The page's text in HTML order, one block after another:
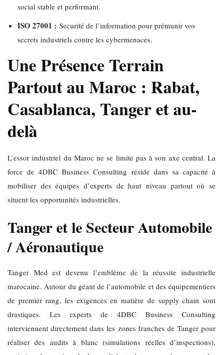
social stable et performant.
ISO 27001 : Securité de l’information pour prémunir vos
secrets industriels contre les cybermenaces.
Une Présence Terrain
Partout au Maroc : Rabat,
Casablanca, Tanger et au-
delà
L’essor industriel du Maroc ne se limite pas à son axe central. La
force de 4DBC Business Consulting réside dans sa capacité à
mobiliser des équipes d’experts de haut niveau partout où se
situent les opportunités industrielles.
Tanger et le Secteur Automobile
/ Aéronautique
Tanger Med est devenu l’emblème de la réussite industrielle
marocaine. Autour du géant de l’automobile et des équipementiers
de premier rang, les exigences en matière de supply chain sont
drastiques. Les experts de 4DBC Business Consulting
interviennent directement dans les zones franches de Tanger pour
réaliser des audits à blanc (simulations réelles d’inspections),